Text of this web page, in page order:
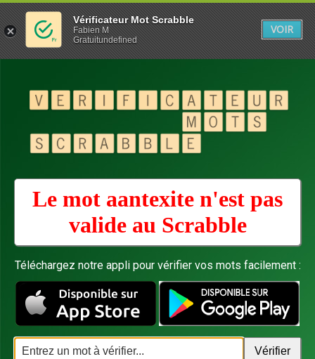
Le mot aantexite n'est pas
valide au Scrabble
Téléchargez notre appli pour vérifier vos mots facilement :
Vérificateur Mot Scrabble
Fabien M
Gratuitundefined
VOIR